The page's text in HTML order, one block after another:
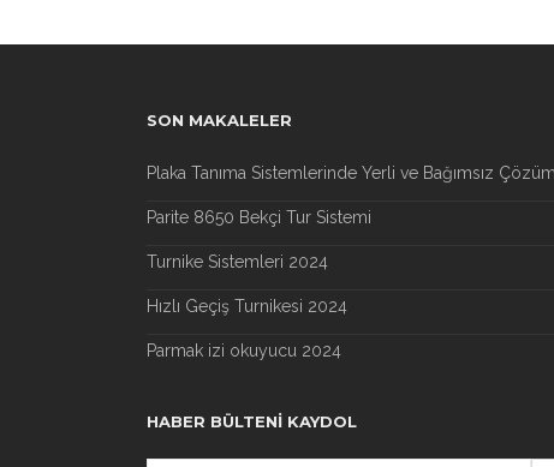
SON MAKALELER
Plaka Tanıma Sistemlerinde Yerli ve Bağımsız
Parite 8650 Bekçi Tur Sistemi
Turnike Sistemleri 2024
Hızlı Geçiş Turnikesi 2024
Parmak izi okuyucu 2024
HABER BÜLTENI KAYDOL